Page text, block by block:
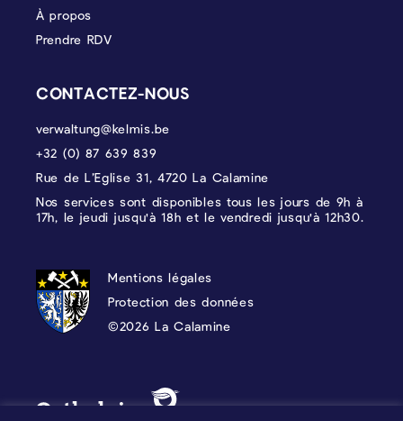
À propos
Prendre RDV
CONTACTEZ-NOUS
verwaltung@kelmis.be
+32 (0) 87 639 839
Rue de L’Eglise 31, 4720 La Calamine
Nos services sont disponibles tous les jours de 9h à
17h, le jeudi jusqu'à 18h et le vendredi jusqu'à 12h30.
PROTECTION DES DONNÉES, MENTIONS
Mentions légales
Protection des données
©2026 La Calamine